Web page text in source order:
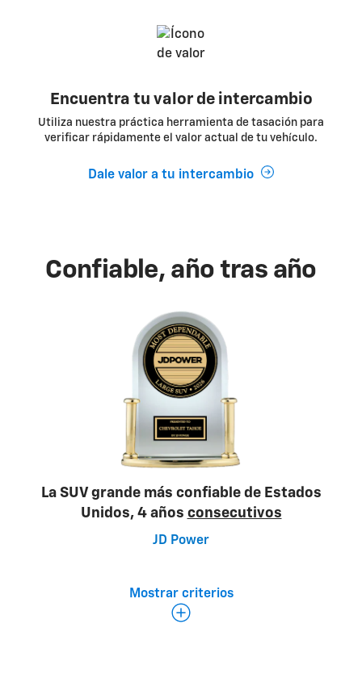
Encuentra tu valor de intercambio
Utiliza nuestra práctica herramienta de tasación para
verificar rápidamente el valor actual de tu vehículo.
Dale valor a tu intercambio
Confiable, año tras año
La SUV grande más confiable de Estados
Unidos, 4 años consecutivos
JD Power
Determinar la confiabilidad
Mostrar criterios